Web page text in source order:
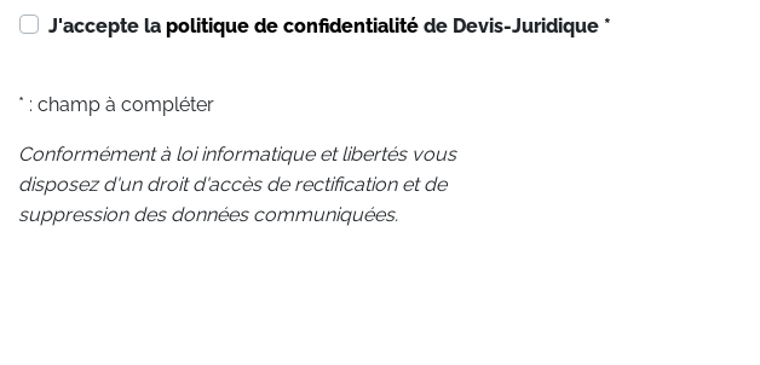
J'accepte la politique de confidentialité de Devis-Juridique *
* : champ à compléter
Conformément à loi informatique et libertés vous
disposez d'un droit d'accès de rectification et de
suppression des données communiquées.